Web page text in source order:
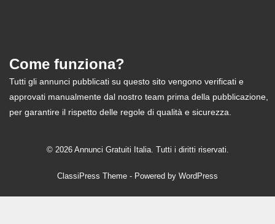
Come funziona?
Tutti gli annunci pubblicati su questo sito vengono verificati e
approvati manualmente dal nostro team prima della pubblicazione,
per garantire il rispetto delle regole di qualità e sicurezza.
© 2026 Annunci Gratuiti Italia. Tutti i diritti riservati.
ClassiPress Theme - Powered by WordPress